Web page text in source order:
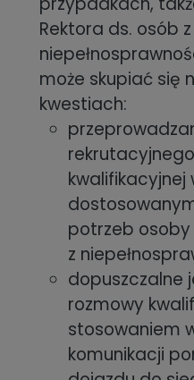
Rektora ds. osób z
może skupiać się
kwestiach:
kwalifikacyjnej
potrzeb osoby
z
dopuszczalne
rozmowy
stosowaniem
komunikacji